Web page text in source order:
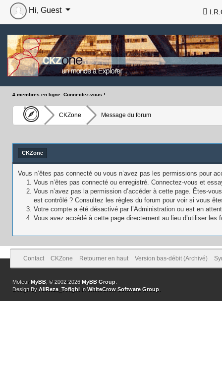
Hi, Guest
4 membres en ligne. Connectez-vous !
CKZone Message du forum
CKZone
Vous n’êtes pas connecté ou vous n’avez pas les permissions pour
Vous n’êtes pas connecté ou enregistré. Connectez-vous et
Vous n’avez pas la permission d’accéder à cette page. Êtes-
est contrôlé ? Consultez les règles du forum pour voir si vous
Votre compte a été désactivé par l’Administration ou est en
Vous avez accédé à cette page directement au lieu d’utiliser les
Contact CKZone Retourner en haut Version bas-débit (Archivé)
Moteur MyBB , © 2002-2026MyBB Group
Design By AliReza_Tofighi In WhiteCrow Software Group